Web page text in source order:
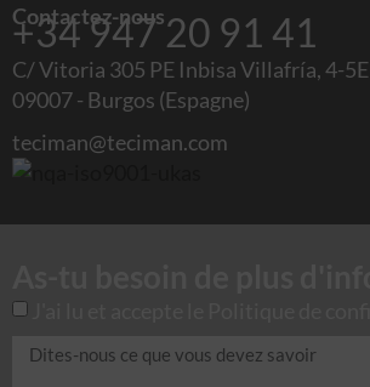
Contactez-nous
+34 947 20 91 41
C/ Vitoria 305 PE Inbisa Villafría, 4-5E
09007 - Burgos (Espagne)
teciman@teciman.com